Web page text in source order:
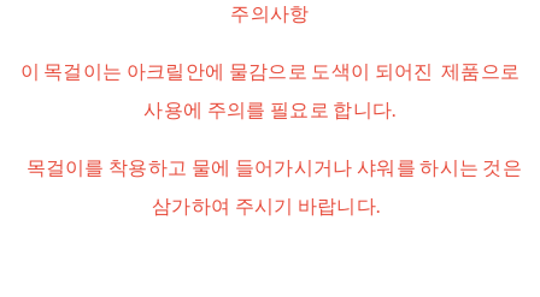
주의사항
이 목걸이는 아크릴안에 물감으로 도색이 되어진 제품으로
사용에 주의를 필요로 합니다.
목걸이를 착용하고 물에 들어가시거나 샤워를 하시는 것은
삼가하여 주시기 바랍니다.